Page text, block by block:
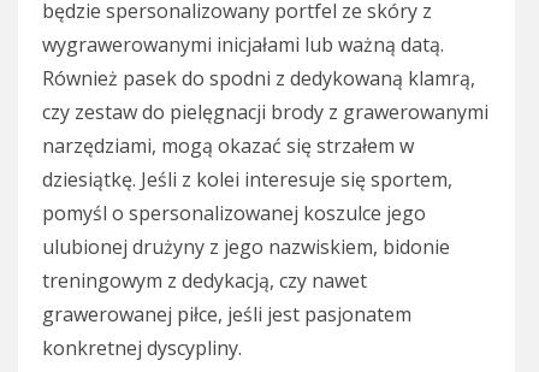
będzie spersonalizowany portfel ze skóry z
wygrawerowanymi inicjałami lub ważną datą.
Również pasek do spodni z dedykowaną klamrą,
czy zestaw do pielęgnacji brody z grawerowanymi
narzędziami, mogą okazać się strzałem w
dziesiątkę. Jeśli z kolei interesuje się sportem,
pomyśl o spersonalizowanej koszulce jego
ulubionej drużyny z jego nazwiskiem, bidonie
treningowym z dedykacją, czy nawet
grawerowanej piłce, jeśli jest pasjonatem
konkretnej dyscypliny.